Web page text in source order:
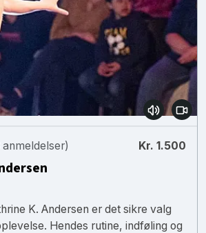
anmeldelser) Kr. 1.500
K. Andersen er det sikre valg
Hendes rutine, indføling og